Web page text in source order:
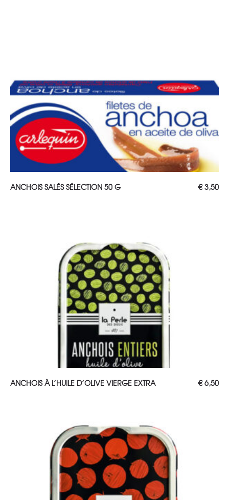
AJOUTER AU PANIER
ANCHOIS SALÉS SÉLECTION 50 G €3,50
AJOUTER AU PANIER
ANCHOIS À L’HUILE D’OLIVE VIERGE EXTRA €6,50